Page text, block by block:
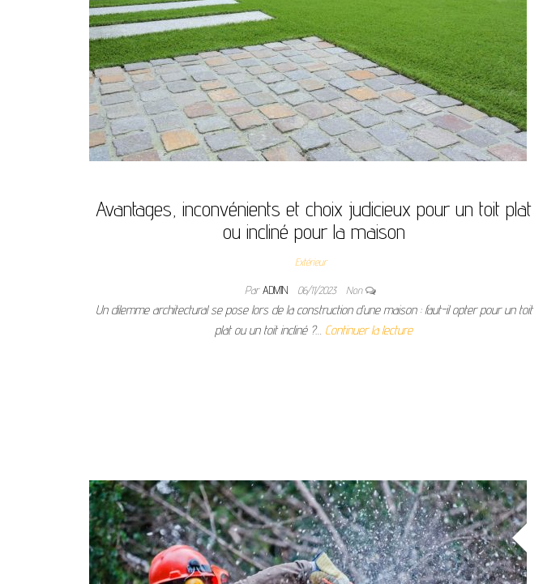
Avantages, inconvénients et choix judicieux pour un toit plat
ou incliné pour la maison
Extérieur
ParADMIN 06/11/2023 Non
Un dilemme architectural se pose lors de la construction d’une maison : faut-il opter pour un toit
plat ou un toit incliné ?… Continuer la lecture